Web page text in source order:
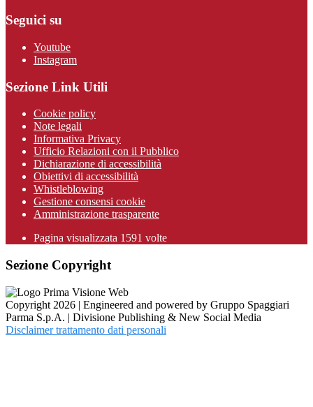
Seguici su
Youtube
Instagram
Sezione Link Utili
Cookie policy
Note legali
Informativa Privacy
Ufficio Relazioni con il Pubblico
Dichiarazione di accessibilità
Obiettivi di accessibilità
Whistleblowing
Gestione consensi cookie
Amministrazione trasparente
Pagina visualizzata 1591 volte
Sezione Copyright
Copyright 2026 | Engineered and powered by Gruppo Spaggiari
Parma S.p.A. | Divisione Publishing & New Social Media
Disclaimer trattamento dati personali